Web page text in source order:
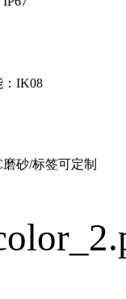
：IK08
砂/标签可定制